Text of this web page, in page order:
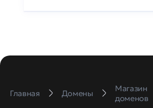
Главная Домены
Магазин
доменов